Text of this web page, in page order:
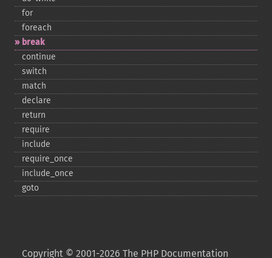
for
foreach
break
continue
switch
match
declare
return
require
include
require_​once
include_​once
goto
Copyright © 2001-2026 The PHP Documentation